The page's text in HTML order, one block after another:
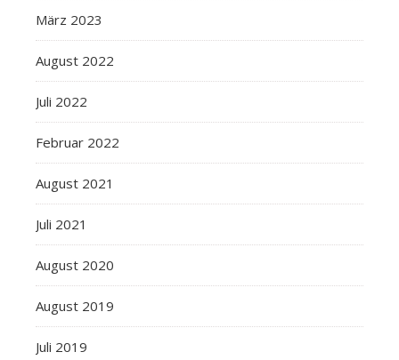
März 2023
August 2022
Juli 2022
Februar 2022
August 2021
Juli 2021
August 2020
August 2019
Juli 2019